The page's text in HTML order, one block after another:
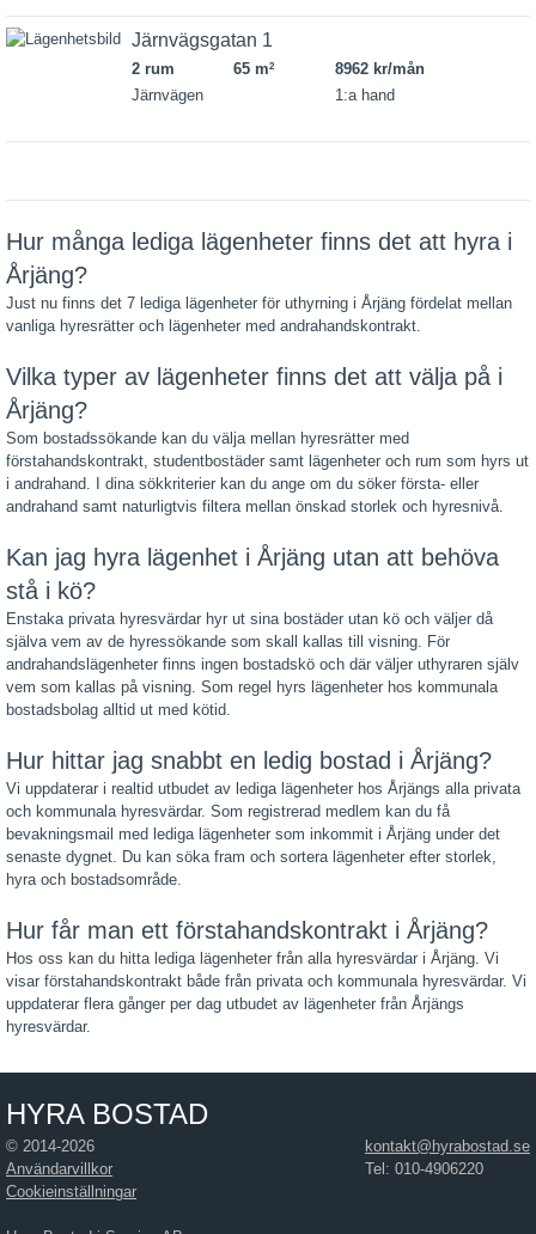
Järnvägsgatan 1
2 rum 65 m2
8962 kr/mån
Järnvägen
1:a hand
Hur många lediga lägenheter finns det att hyra i
Årjäng?
Just nu finns det 7 lediga lägenheter för uthyrning i Årjäng fördelat mellan
vanliga hyresrätter och lägenheter med andrahandskontrakt.
Vilka typer av lägenheter finns det att välja på i
Årjäng?
Som bostadssökande kan du välja mellan hyresrätter med
förstahandskontrakt, studentbostäder samt lägenheter och rum som hyrs ut
i andrahand. I dina sökkriterier kan du ange om du söker första- eller
andrahand samt naturligtvis filtera mellan önskad storlek och hyresnivå.
Kan jag hyra lägenhet i Årjäng utan att behöva
stå i kö?
Enstaka privata hyresvärdar hyr ut sina bostäder utan kö och väljer då
själva vem av de hyressökande som skall kallas till visning. För
andrahandslägenheter finns ingen bostadskö och där väljer uthyraren själv
vem som kallas på visning. Som regel hyrs lägenheter hos kommunala
bostadsbolag alltid ut med kötid.
Hur hittar jag snabbt en ledig bostad i Årjäng?
Vi uppdaterar i realtid utbudet av lediga lägenheter hos Årjängs alla privata
och kommunala hyresvärdar. Som registrerad medlem kan du få
bevakningsmail med lediga lägenheter som inkommit i Årjäng under det
senaste dygnet. Du kan söka fram och sortera lägenheter efter storlek,
hyra och bostadsområde.
Hur får man ett förstahandskontrakt i Årjäng?
Hos oss kan du hitta lediga lägenheter från alla hyresvärdar i Årjäng. Vi
visar förstahandskontrakt både från privata och kommunala hyresvärdar. Vi
uppdaterar flera gånger per dag utbudet av lägenheter från Årjängs
hyresvärdar.
HYRA BOSTAD
kontakt@hyrabostad.se
Tel: 010-4906220
© 2014-2026
Användarvillkor
Cookieinställningar